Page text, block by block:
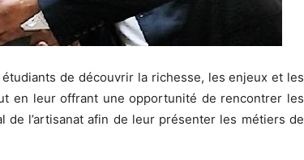
de découvrir la richesse, les enjeux et les
en leur offrant une opportunité de rencontrer les
de l’artisanat afin de leur présenter les métiers de